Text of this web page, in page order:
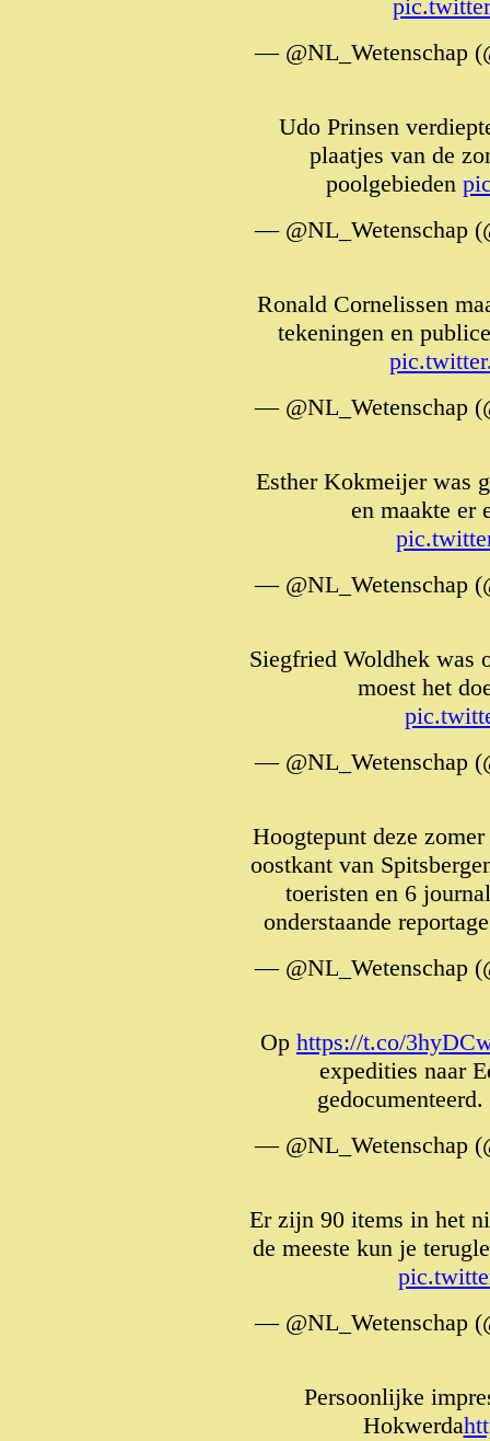
— @NL_Wetenschap
Udo Prinsen
plaatjes van de
poolgebieden
— @NL_Wetenschap
Ronald Cornelissen
tekeningen en
— @NL_Wetenschap
Esther Kokmeijer was
en maakte er
— @NL_Wetenschap
Siegfried Woldhek was
moest het
— @NL_Wetenschap
Hoogtepunt deze
oostkant van
toeristen en 6
onderstaande
— @NL_Wetenschap
Op https://t.co/
expedities naar
gedocumenteerd.
— @NL_Wetenschap
Er zijn 90 items in het
de meeste kun je
— @NL_Wetenschap
Persoonlijke
Hokwerda